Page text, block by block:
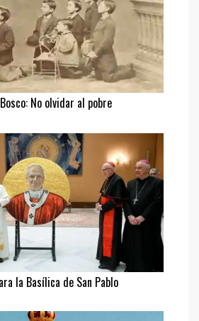
No olvidar al pobre
la Basílica de San Pablo